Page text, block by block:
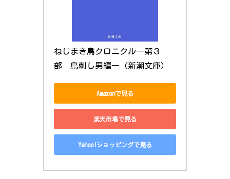
ねじまき鳥クロニクル―第３
部　鳥刺し男編―（新潮文庫）
Amazonで見る
楽天市場で見る
Yahoo!ショッピングで見る